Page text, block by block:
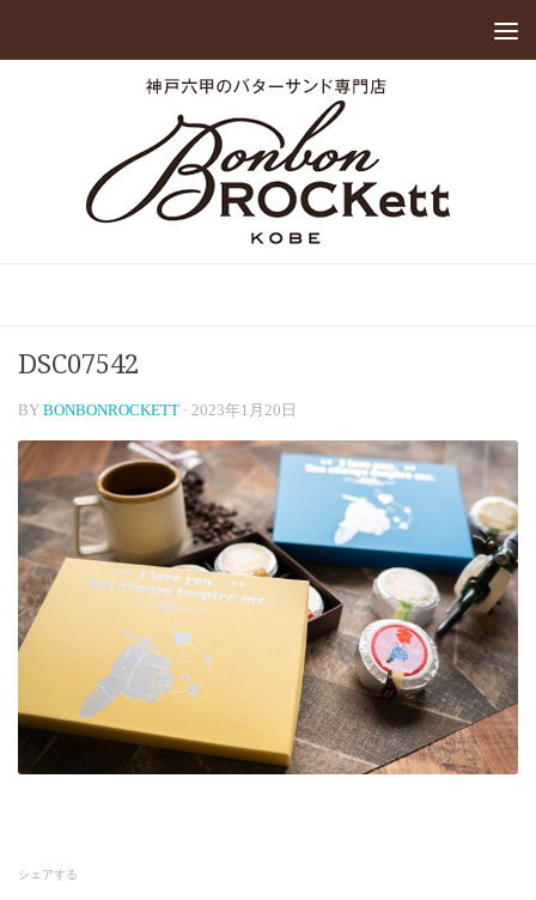
DSC07542
BY BONBONROCKETT · 2023年1月20日
シェアする